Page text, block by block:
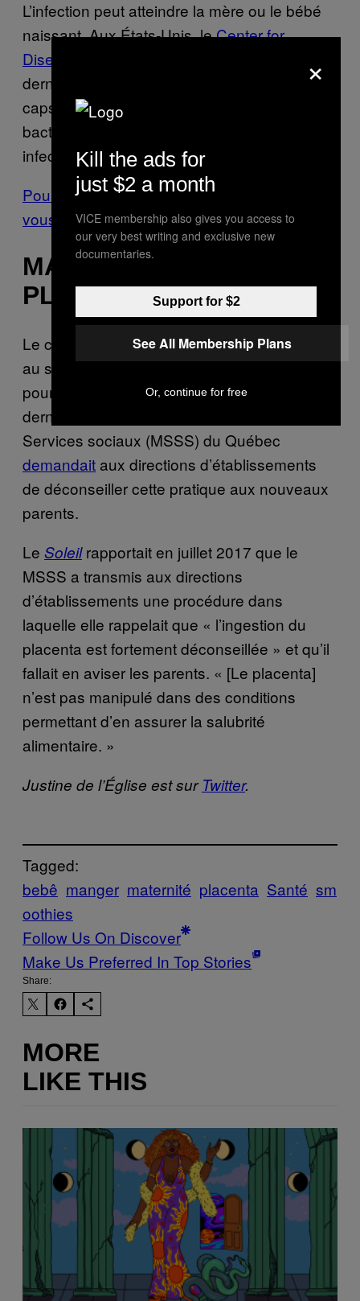
L’infection peut atteindre la mère ou le bébé
naissant. Aux États-Unis, leCenter for
Disease Control and Prevention
dernier un cas où une mère avait ingéré des
capsules de placenta qui contenaient la
bactérie streptocoque B. Le bébé a été
infecté par la maladie.
Pour plus d’articles comme celui-ci, inscrivez-
vous à notre infolettre.
MANGER SOI-MÊME SON
PLACENTA
Le communiqué de Santé Canada ne dit rien
au sujet de l’utilisation de son propre placenta
pour l’apprêter soi-même. Cependant, l’an
dernier, le ministère de la Santé et des
Services sociaux (MSSS) du Québec
demandait aux directions d’établissements
de déconseiller cette pratique aux nouveaux
parents.
Le Soleilrapportait en juillet 2017 que le
MSSS a transmis aux directions
d’établissements une procédure dans
laquelle elle rappelait que « l’ingestion du
placenta est fortement déconseillée » et qu’il
fallait en aviser les parents. « [Le placenta]
n’est pas manipulé dans des conditions
permettant d’en assurer la salubrité
alimentaire. »
Justine de l’Église est surTwitter.
Tagged:
bebê manger maternité placenta Santé sm
oothies
Follow Us On Discover
Make Us Preferred In Top Stories
Share:
MORE
LIKE THIS
×
Kill the ads for
just $2 a month
VICE membership also gives you access to
our very best writing and exclusive new
documentaries.
Support for $2
See All Membership Plans
Or, continue for free